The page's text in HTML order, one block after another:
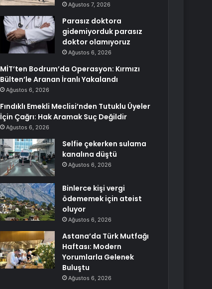
Ağustos 7, 2026
Parasız doktora
gidemiyorduk parasız
doktor olamıyoruz
Ağustos 6, 2026
MİT’ten Bodrum’da Operasyon: Kırmızı
Bülten’le Aranan İranlı Yakalandı
Ağustos 6, 2026
Fındıklı Emekli Meclisi’nden Tutuklu Üyeler
İçin Çağrı: Hak Aramak Suç Değildir
Ağustos 6, 2026
Selfie çekerken sulama
kanalına düştü
Ağustos 6, 2026
Binlerce kişi vergi
ödememek için ateist
oluyor
Ağustos 6, 2026
Astana’da Türk Mutfağı
Haftası: Modern
Yorumlarla Gelenek
Buluştu
Ağustos 6, 2026